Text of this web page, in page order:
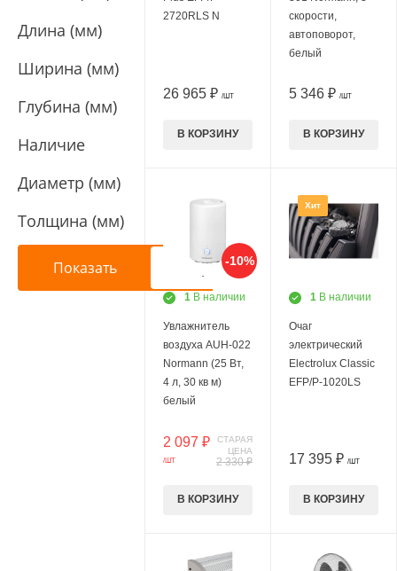
Длина (мм)
Ширина (мм)
Глубина (мм)
Наличие
Диаметр (мм)
Толщина (мм)
2720RLS N
26 965 ₽ /ШТ
В КОРЗИНУ
скорости,
автоповорот,
белый
5 346 ₽ /ШТ
В КОРЗИНУ
-10%
1 В наличии
Увлажнитель
воздуха AUH-022
Normann (25 Вт,
4 л, 30 кв м)
белый
2 097 ₽
/ШТ
СТАРАЯ
ЦЕНА
2 330 ₽
В КОРЗИНУ
Хит
1 В наличии
Очаг
электрический
Electrolux Classic
EFP/P-1020LS
17 395 ₽ /ШТ
В КОРЗИНУ